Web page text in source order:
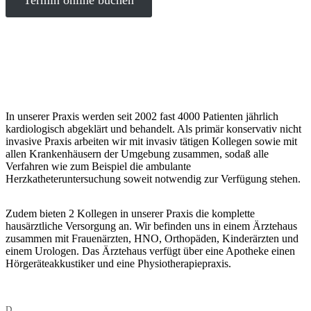
In unserer Praxis werden seit 2002 fast 4000 Patienten jährlich
kardiologisch abgeklärt und behandelt. Als primär konservativ nicht
invasive Praxis arbeiten wir mit invasiv tätigen Kollegen sowie mit
allen Krankenhäusern der Umgebung zusammen, sodaß alle
Verfahren wie zum Beispiel die ambulante
Herzkatheteruntersuchung soweit notwendig zur Verfügung stehen.
Zudem bieten 2 Kollegen in unserer Praxis die komplette
hausärztliche Versorgung an. Wir befinden uns in einem Ärztehaus
zusammen mit Frauenärzten, HNO, Orthopäden, Kinderärzten und
einem Urologen. Das Ärztehaus verfügt über eine Apotheke einen
Hörgeräteakkustiker und eine Physiotherapiepraxis.